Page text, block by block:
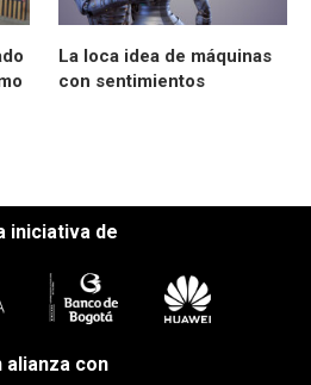
La loca idea de máquinas
con sentimientos
iniciativa de
alianza con